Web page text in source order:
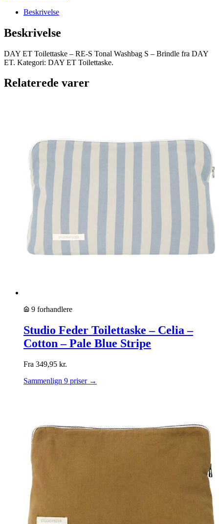
Beskrivelse
Beskrivelse
DAY ET Toilettaske – RE-S Tonal Washbag S – Brindle fra DAY
ET. Kategori: DAY ET Toilettaske.
Relaterede varer
9 forhandlere
Studio Feder Toilettaske – Celia –
Cotton – Pale Blue Stripe
Fra 349,95 kr.
Sammenlign 9 priser →